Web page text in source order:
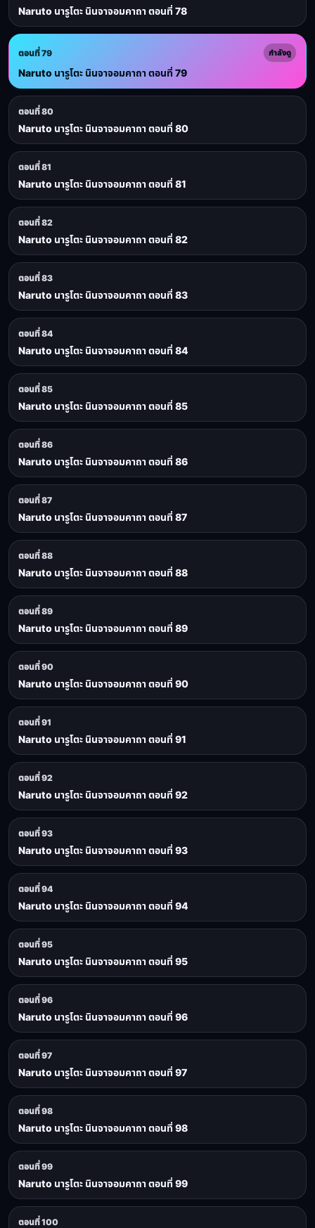
Naruto นารูโตะ นินจาจอมคาถา ตอนที่ 78
ตอนที่ 79 กำลังดู
Naruto นารูโตะ นินจาจอมคาถา ตอนที่ 79
ตอนที่ 80
Naruto นารูโตะ นินจาจอมคาถา ตอนที่ 80
ตอนที่ 81
Naruto นารูโตะ นินจาจอมคาถา ตอนที่ 81
ตอนที่ 82
Naruto นารูโตะ นินจาจอมคาถา ตอนที่ 82
ตอนที่ 83
Naruto นารูโตะ นินจาจอมคาถา ตอนที่ 83
ตอนที่ 84
Naruto นารูโตะ นินจาจอมคาถา ตอนที่ 84
ตอนที่ 85
Naruto นารูโตะ นินจาจอมคาถา ตอนที่ 85
ตอนที่ 86
Naruto นารูโตะ นินจาจอมคาถา ตอนที่ 86
ตอนที่ 87
Naruto นารูโตะ นินจาจอมคาถา ตอนที่ 87
ตอนที่ 88
Naruto นารูโตะ นินจาจอมคาถา ตอนที่ 88
ตอนที่ 89
Naruto นารูโตะ นินจาจอมคาถา ตอนที่ 89
ตอนที่ 90
Naruto นารูโตะ นินจาจอมคาถา ตอนที่ 90
ตอนที่ 91
Naruto นารูโตะ นินจาจอมคาถา ตอนที่ 91
ตอนที่ 92
Naruto นารูโตะ นินจาจอมคาถา ตอนที่ 92
ตอนที่ 93
Naruto นารูโตะ นินจาจอมคาถา ตอนที่ 93
ตอนที่ 94
Naruto นารูโตะ นินจาจอมคาถา ตอนที่ 94
ตอนที่ 95
Naruto นารูโตะ นินจาจอมคาถา ตอนที่ 95
ตอนที่ 96
Naruto นารูโตะ นินจาจอมคาถา ตอนที่ 96
ตอนที่ 97
Naruto นารูโตะ นินจาจอมคาถา ตอนที่ 97
ตอนที่ 98
Naruto นารูโตะ นินจาจอมคาถา ตอนที่ 98
ตอนที่ 99
Naruto นารูโตะ นินจาจอมคาถา ตอนที่ 99
ตอนที่ 100